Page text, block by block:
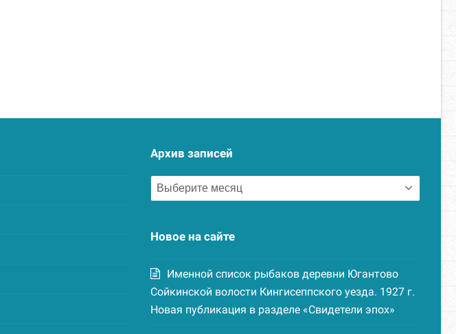
Архив записей
Архив
записей
Новое на сайте
Именной список рыбаков деревни Югантово
Сойкинской волости Кингисеппского уезда. 1927 г.
Новая публикация в разделе «Свидетели эпох»